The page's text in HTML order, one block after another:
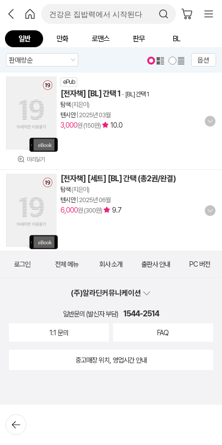
일반 만화 로맨스 판무 BL
옵션
미리읽기
ePub
[전자책] [BL] 간택 1 - [BL] 간택 1
탐색 (지은이)
텐시안| 2025년 03월
3,000원 (150원) 10.0
[전자책] [세트] [BL] 간택 (총2권/완결)
탐색 (지은이)
텐시안| 2025년 06월
6,000원 (300원) 9.7
뒤로가
기
로그인 전체 메뉴 회사 소개 출판사 안내 PC 버전
(주)알라딘커뮤니케이션
일반문의 (발신자 부담) 1544-2514
1:1 문의 FAQ
중고매장 위치, 영업시간 안내